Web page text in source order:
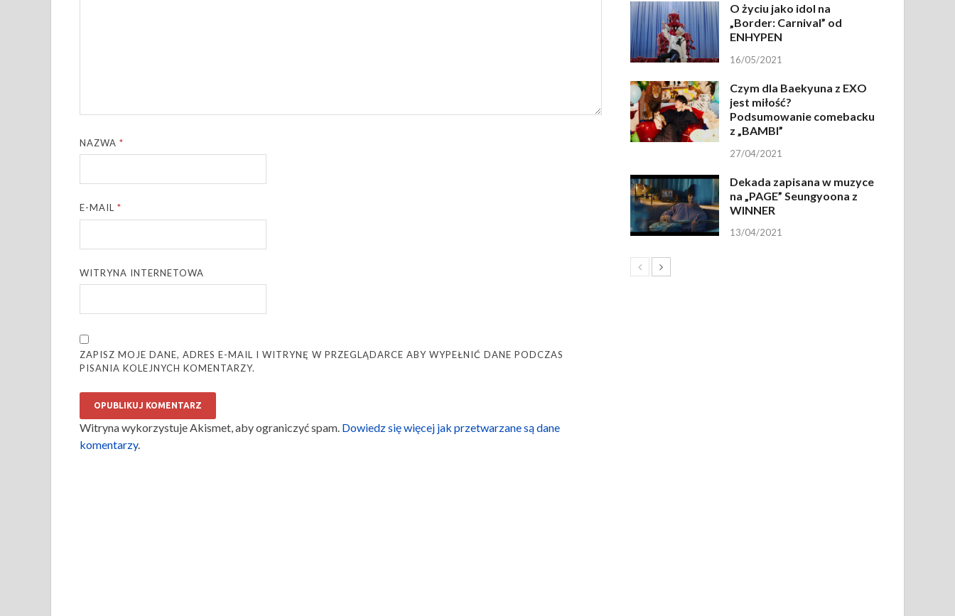
NAZWA*
E-MAIL*
WITRYNA INTERNETOWA
ZAPISZ MOJE DANE, ADRES E-MAIL I WITRYNĘ W PRZEGLĄDARCE ABY WYPEŁNIĆ DANE PODCZAS
PISANIA KOLEJNYCH KOMENTARZY.
Witryna wykorzystuje Akismet, aby ograniczyć spam. Dowiedz się więcej jak przetwarzane są dane
komentarzy.
O życiu jako idol na
„Border: Carnival” od
ENHYPEN
16/05/2021
Czym dla Baekyuna z EXO
jest miłość?
Podsumowanie comebacku
z „BAMBI”
27/04/2021
Dekada zapisana w muzyce
na „PAGE” Seungyoona z
WINNER
13/04/2021